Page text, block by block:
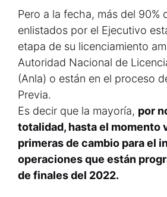
Pero a la fecha, más del 90%
enlistados por el Ejecutivo
etapa de su licenciamiento
Autoridad Nacional de
(Anla) o están en el proceso
Previa.
Es decir que la mayoría, por
totalidad, hasta el momento
primeras de cambio para el
operaciones que están
de finales del 2022.